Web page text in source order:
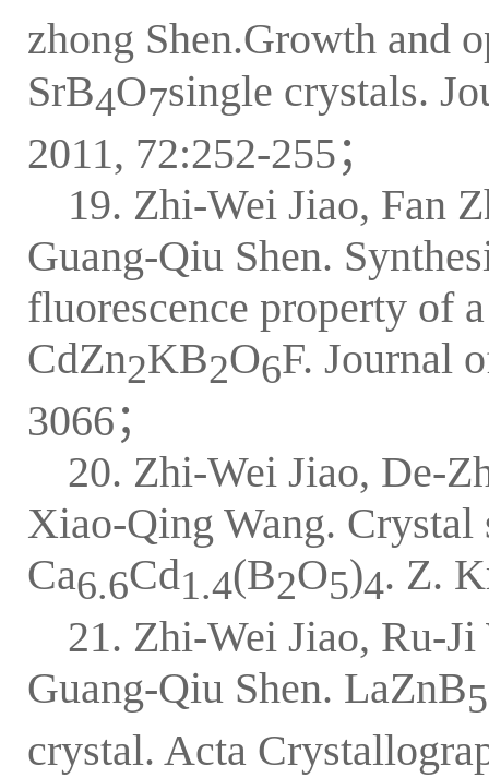
zhong Shen.Growth and
SrB4O7single crystals.
2011, 72:252-255；
19. Zhi-Wei Jiao, Fan
Guang-Qiu Shen.
fluorescence property of
CdZn2KB2O6F. Journal
3066；
20. Zhi-Wei Jiao, De-
Xiao-Qing Wang.
Ca6.6Cd1.4(B2O5)4. Z.
21. Zhi-Wei Jiao, Ru-
Guang-Qiu Shen. LaZnB5
crystal. Acta